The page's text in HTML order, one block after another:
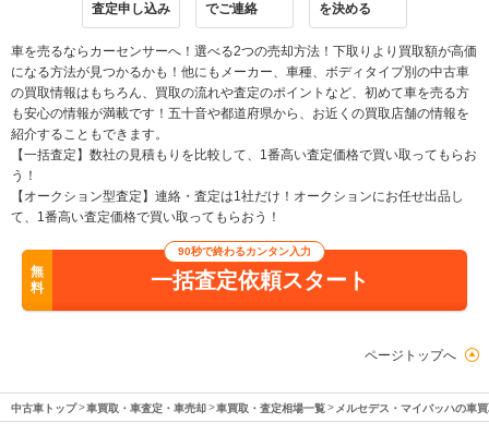
査定申し込み
でご連絡
を決める
車を売るならカーセンサーへ！選べる2つの売却方法！下取りより買取額が高価
になる方法が見つかるかも！他にもメーカー、車種、ボディタイプ別の中古車
の買取情報はもちろん、買取の流れや査定のポイントなど、初めて車を売る方
も安心の情報が満載です！五十音や都道府県から、お近くの買取店舗の情報を
紹介することもできます。
【一括査定】数社の見積もりを比較して、1番高い査定価格で買い取ってもらお
う！
【オークション型査定】連絡・査定は1社だけ！オークションにお任せ出品し
て、1番高い査定価格で買い取ってもらおう！
無
料
90秒で終わるカンタン入力
一括査定依頼スタート
ページトップへ
中古車トップ 車買取・車査定・車売却 車買取・査定相場一覧 メルセデス・マイバッハの車